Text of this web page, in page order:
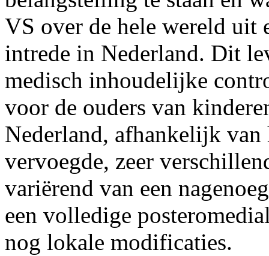
VS over de hele wereld
intrede in Nederland. Dit
medisch inhoudelijke
voor de ouders van
Nederland, afhankelijk van
vervoegde, zeer
variërend van een
een volledige
nog lokale modificaties.